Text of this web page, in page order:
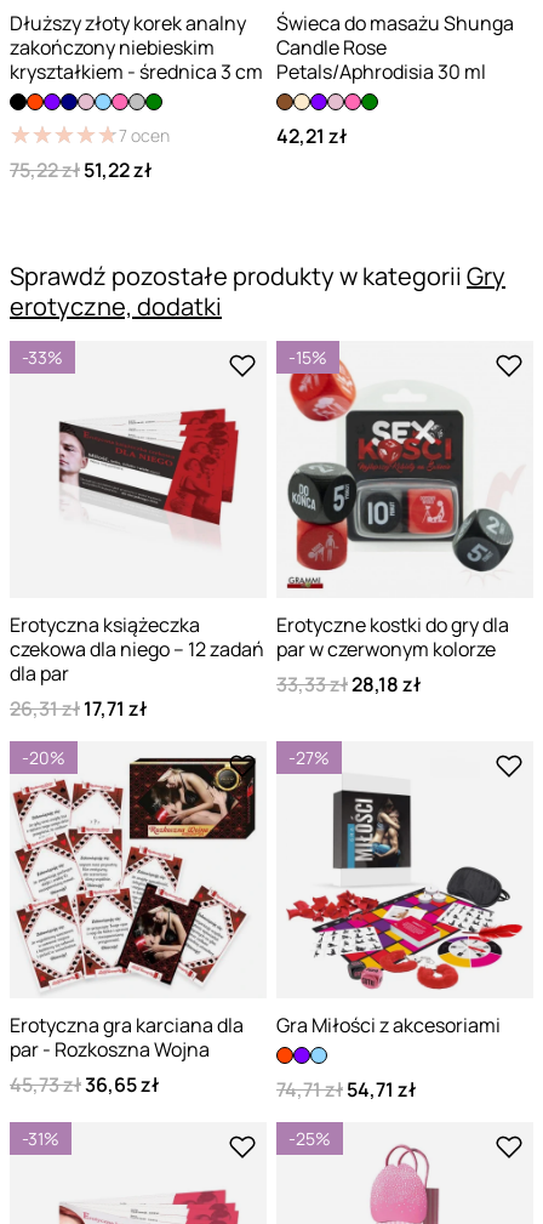
Dłuższy złoty korek analny
zakończony niebieskim
kryształkiem - średnica 3 cm
★★★★★
★★★★★7 ocen
75,22 zł51,22 zł
Świeca do masażu Shunga
Candle Rose
Petals/Aphrodisia 30 ml
42,21 zł
Sprawdź pozostałe produkty w kategorii Gry
erotyczne, dodatki
-33%
Erotyczna książeczka
czekowa dla niego – 12 zadań
dla par
26,31 zł17,71 zł
-15%
Erotyczne kostki do gry dla
par w czerwonym kolorze
33,33 zł28,18 zł
-20%
Erotyczna gra karciana dla
par - Rozkoszna Wojna
45,73 zł36,65 zł
-27%
Gra Miłości z akcesoriami
74,71 zł54,71 zł
-31% -25%